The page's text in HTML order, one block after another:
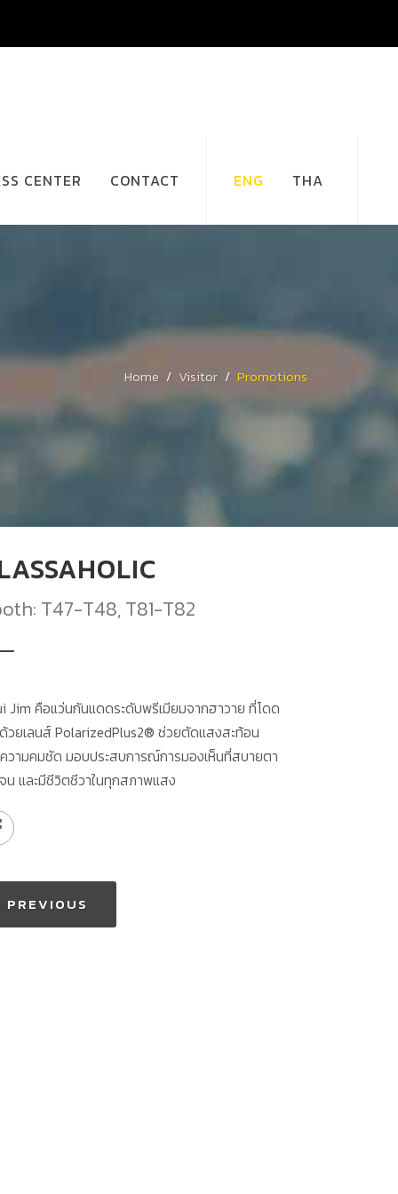
CENTER CONTACT ENG THA
Home Visitor Promotions
T47-T48, T81-T82
Jim คือแว่นกันแดดระดับพรีเมียมจากฮาวาย ที่โดด
วยเลนส์ PolarizedPlus2® ช่วยตัดแสงสะท้อน
วามคมชัด มอบประสบการณ์การมองเห็นที่สบายตา
น และมีชีวิตชีวาในทุกสภาพแสง
PREVIOUS